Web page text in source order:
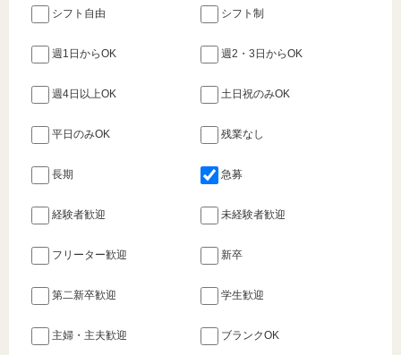
シフト自由 シフト制
週1日からOK 週2・3日からOK
週4日以上OK 土日祝のみOK
平日のみOK 残業なし
長期 急募
経験者歓迎 未経験者歓迎
フリーター歓迎 新卒
第二新卒歓迎 学生歓迎
主婦・主夫歓迎 ブランクOK